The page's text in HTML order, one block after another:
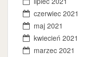
czerwiec 2021
maj 2021
kwiecień 2021
marzec 2021